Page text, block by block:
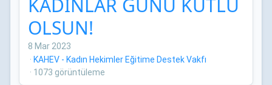
OLSUN!
8 Mar 2023
· KAHEV - Kadın Hekimler Eğitime Destek Vakfı
· 1073 görüntüleme